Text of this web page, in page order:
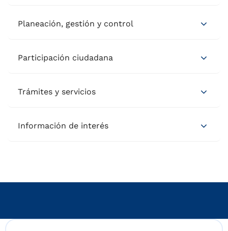
Planeación, gestión y control
Participación ciudadana
Trámites y servicios
Información de interés